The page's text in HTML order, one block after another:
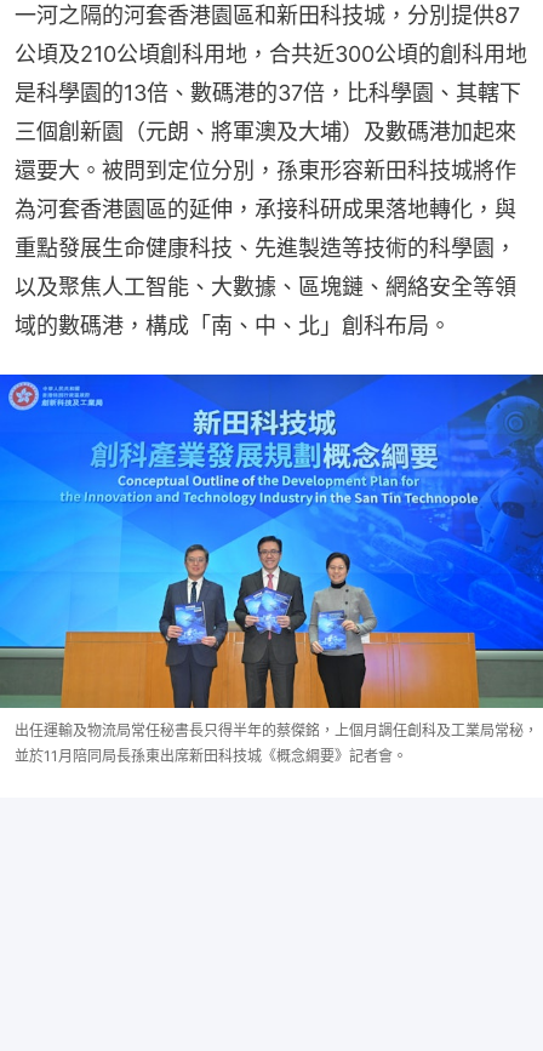
一河之隔的河套香港園區和新田科技城，分別提供87
公頃及210公頃創科用地，合共近300公頃的創科用地
是科學園的13倍、數碼港的37倍，比科學園、其轄下
三個創新園（元朗、將軍澳及大埔）及數碼港加起來
還要大。被問到定位分別，孫東形容新田科技城將作
為河套香港園區的延伸，承接科研成果落地轉化，與
重點發展生命健康科技、先進製造等技術的科學園，
以及聚焦人工智能、大數據、區塊鏈、網絡安全等領
域的數碼港，構成「南、中、北」創科布局。
出任運輸及物流局常任秘書長只得半年的蔡傑銘，上個月調任創科及工業局常秘，
並於11月陪同局長孫東出席新田科技城《概念綱要》記者會。